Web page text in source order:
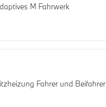
M Fahrwerk
Fahrer und Beifahrer